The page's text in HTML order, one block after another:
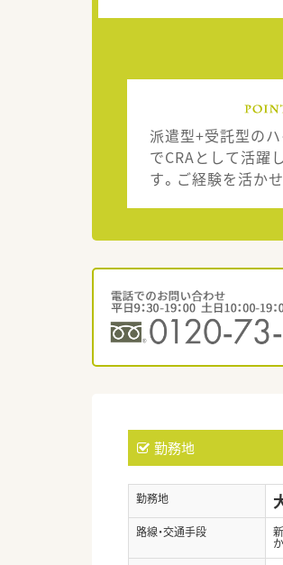
派遣型+受託型の
でCRAとして活躍
す。ご経験を活かせ
勤務地
勤務地
路線・交通手段